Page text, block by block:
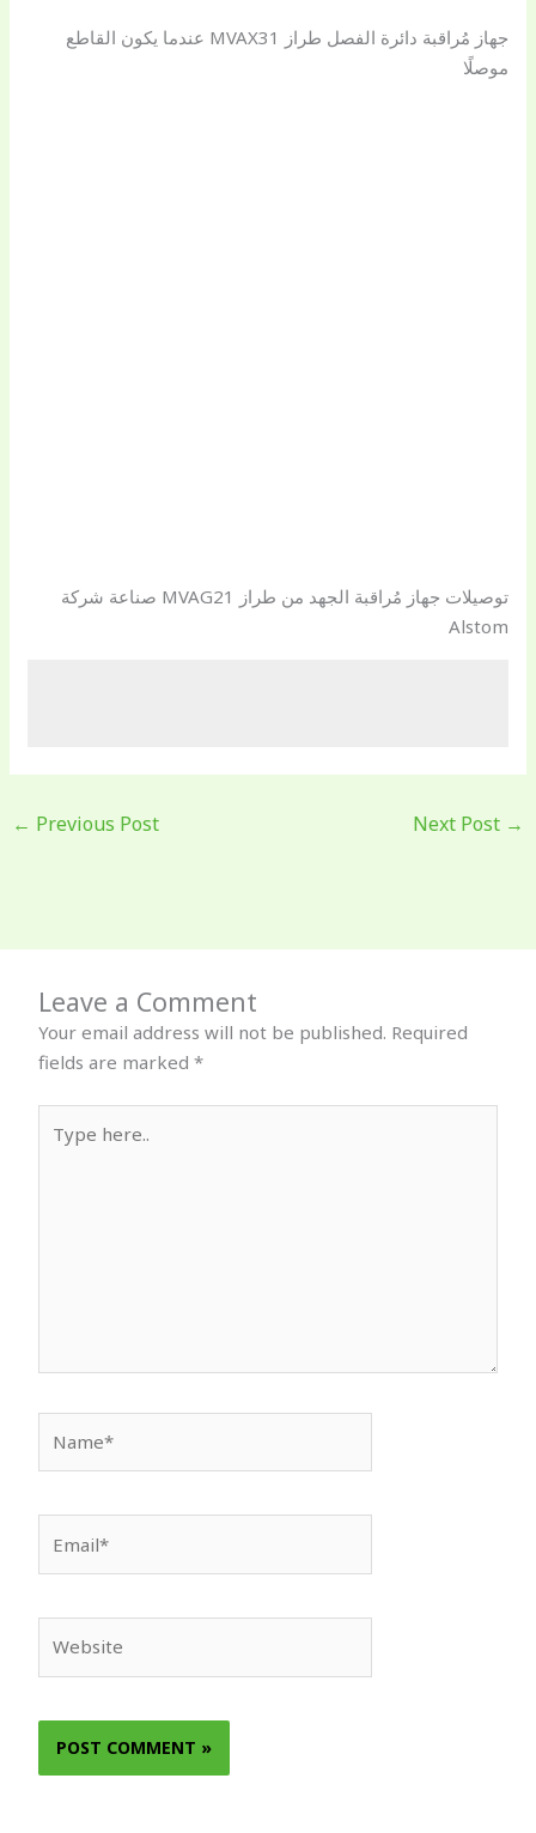
جهاز مُراقبة دائرة الفصل طراز MVAX31 عندما يكون القاطع
موصلًا
توصيلات جهاز مُراقبة الجهد من طراز MVAG21 صناعة شركة
Alstom
← Previous Post Next Post →
Leave a Comment
Your email address will not be published. Required
fields are marked*
here..